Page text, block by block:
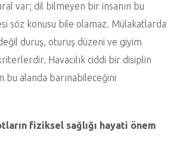
var; dil bilmeyen bir insanın bu
söz konusu bile olamaz. Mülakatlarda
duruş, oturuş düzeni ve giyim
Havacılık ciddi bir disiplin
bu alanda barınabileceğini
fiziksel sağlığı hayati önem